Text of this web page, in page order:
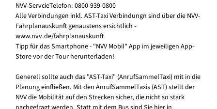
NVV-ServcieTelefon: 0800-939-0800
Alle Verbindungen inkl. AST-Taxi Verbindungn sind über die NVV-
Fahrplanauskunft genaustens ersichtlich -
www.nvv.de/fahrplanauskunft
Tipp für das Smartphone - "NVV Mobil" App im jeweiligen App-
Store vor der Tour herunterladen!
Generell sollte auch das "AST-Taxi" (AnrufSammelTaxi) mit in die
Planung einfließen. Mit den AnrufSammelTaxis (AST) stellt der
NVV die Mobilität auf den Strecken sicher, die nicht so stark